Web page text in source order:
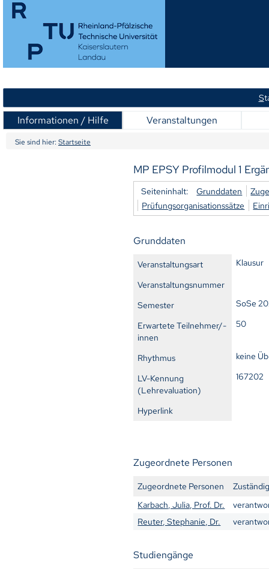
S
Informationen / Hilfe Veranstaltungen
Sie sind hier: Startseite
MP EPSY Profilmodul 1
Seiteninhalt: Grunddaten
Prüfungsorganisationssätze
Grunddaten
Veranstaltungsart
Klausur
Veranstaltungsnummer
Semester
SoSe
Erwartete Teilnehmer/-
innen
50
Rhythmus
keine
LV-Kennung
(Lehrevaluation)
167202
Hyperlink
Zugeordnete Personen
Zugeordnete Personen
Karbach, Julia, Prof. Dr.
Reuter, Stephanie, Dr.
Studiengänge